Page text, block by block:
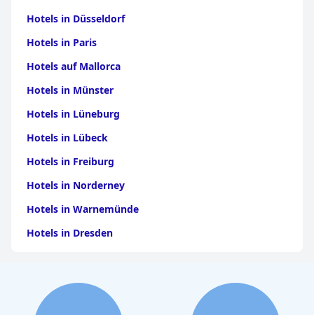
Hotels in Düsseldorf
Hotels in Paris
Hotels auf Mallorca
Hotels in Münster
Hotels in Lüneburg
Hotels in Lübeck
Hotels in Freiburg
Hotels in Norderney
Hotels in Warnemünde
Hotels in Dresden
Hotels in Stuttgart
Hotels in Leipzig